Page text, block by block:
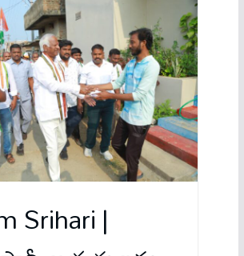
Srihari |